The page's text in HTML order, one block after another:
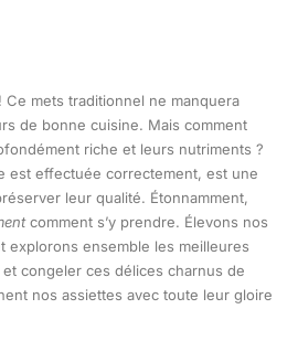
mets traditionnel ne manquera
de bonne cuisine. Mais comment
riche et leurs nutriments ?
est effectuée correctement, est une
leur qualité. Étonnamment,
comment s’y prendre. Élevons nos
explorons ensemble les meilleures
congeler ces délices charnus de
nos assiettes avec toute leur gloire